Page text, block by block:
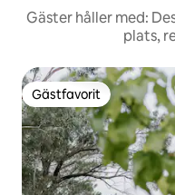
Gäster håller med:
plats,
Gästfavorit
Gästfavorit